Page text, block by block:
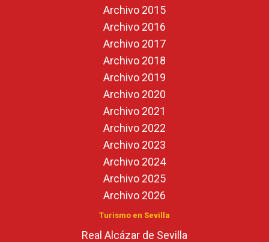
Archivo 2015
Archivo 2016
Archivo 2017
Archivo 2018
Archivo 2019
Archivo 2020
Archivo 2021
Archivo 2022
Archivo 2023
Archivo 2024
Archivo 2025
Archivo 2026
Turismo en Sevilla
Real Alcázar de Sevilla